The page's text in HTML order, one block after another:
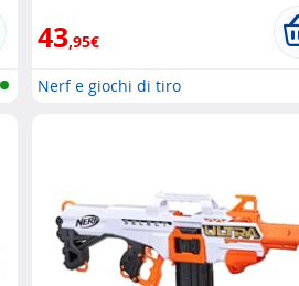
43,95€
Nerf e giochi di tiro